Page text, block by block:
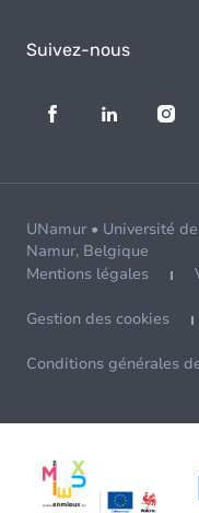
Suivez-nous
UNamur • Université
Namur, Belgique
Mentions légales
Gestion des cookies
Conditions générales